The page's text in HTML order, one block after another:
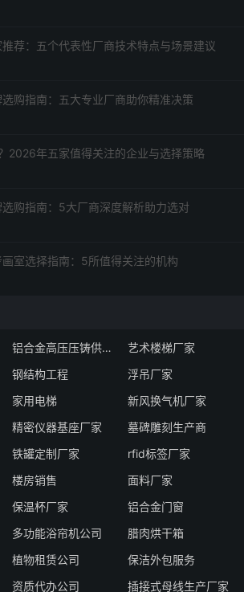
荐：五个代表性厂商技术特点与场景建议
购指南：五大专业厂商助你精准决策
2026年五家值得关注的企业与选择策略
购指南：5大厂商深度解析助力选对
室选择指南：5所值得关注的机构
铝合金高压压铸供货厂家
艺术楼梯厂家
钢结构工程
浮吊厂家
家用电梯
新风换气机厂家
精密仪器基座厂家
墓碑雕刻生产商
铁罐定制厂家
rfid标签厂家
楼房销售
面料厂家
保温杯厂家
铝合金门窗
多功能浴帘机公司
腊肉烘干箱
植物租赁公司
保洁外包服务
资质代办公司 插接式母线生产厂家